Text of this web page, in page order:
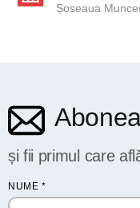
Șoseaua
și fii primul care
NUME *